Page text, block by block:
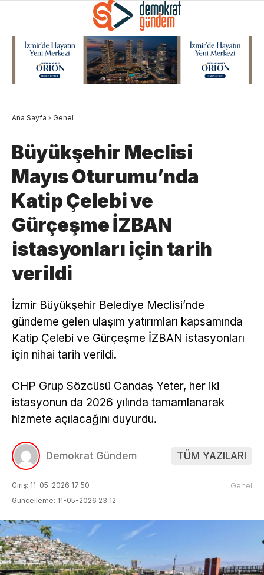
Ana Sayfa › Genel
Büyükşehir Meclisi
Mayıs Oturumu’nda
Katip Çelebi ve
Gürçeşme İZBAN
istasyonları için tarih
verildi
İzmir Büyükşehir Belediye Meclisi’nde
gündeme gelen ulaşım yatırımları kapsamında
Katip Çelebi ve Gürçeşme İZBAN istasyonları
için nihai tarih verildi.
CHP Grup Sözcüsü Candaş Yeter, her iki
istasyonun da 2026 yılında tamamlanarak
hizmete açılacağını duyurdu.
Demokrat Gündem TÜM YAZILARI
Giriş: 11-05-2026 17:50
Güncelleme: 11-05-2026 23:12
Genel